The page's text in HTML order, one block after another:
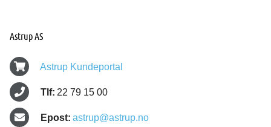
Astrup AS
Astrup Kundeportal
Tlf: 22 79 15 00
Epost: astrup@astrup.no